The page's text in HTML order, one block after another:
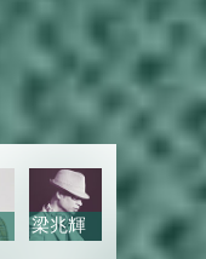
梁兆輝